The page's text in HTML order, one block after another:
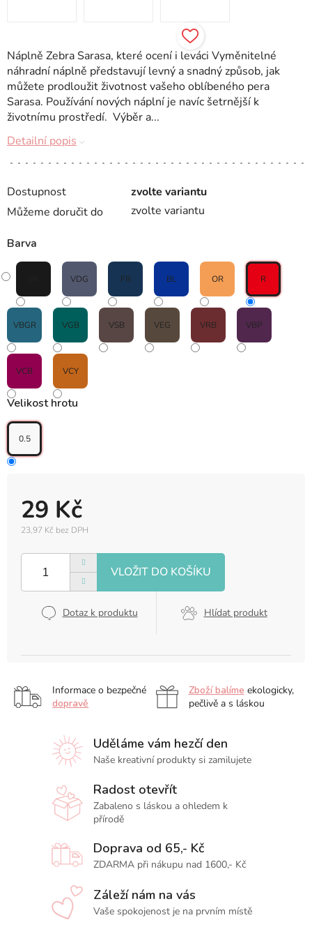
Dostupnost
zvolte variantu
Můžeme doručit do
zvolte variantu
29 Kč
23,97 Kč bez DPH
cena:
Dotaz k produktu Hlídat produkt
Barva
VDG FB BL OR R
VBGR VGB VSB VEG VRB VBP
VCB VCY
Velikost hrotu
0.5
Náplně Zebra Sarasa, které ocení i leváci Vyměnitelné
náhradní náplně představují levný a snadný způsob, jak
můžete prodloužit životnost vašeho oblíbeného pera
Sarasa. Používání nových náplní je navíc šetrnější k
životnímu prostředí. Výběr a...
Detailní popis
Informace o bezpečné
dopravě
Zboží balíme ekologicky,
pečlivě a s láskou
Uděláme vám hezčí den
Naše kreativní produkty si zamilujete
Radost otevřít
Zabaleno s láskou a ohledem k
přírodě
Doprava od 65,- Kč
ZDARMA při nákupu nad 1600,- Kč
Záleží nám na vás
Vaše spokojenost je na prvním místě